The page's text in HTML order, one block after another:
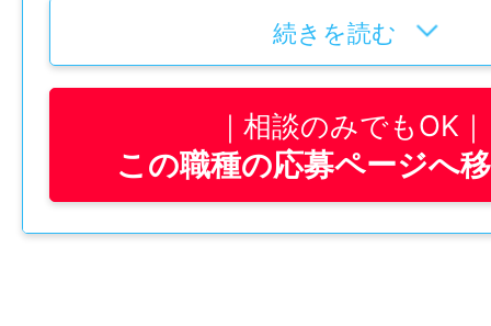
覚えやすい作業も多いため、
「初めてのお仕事」という方も安心してス
す！
支援員がそばでサポートしながら進めてい
一人で抱え込まず、少しずつ仕事に慣れて
続きを読む
相談のみでもOK
この職種の応募ページへ